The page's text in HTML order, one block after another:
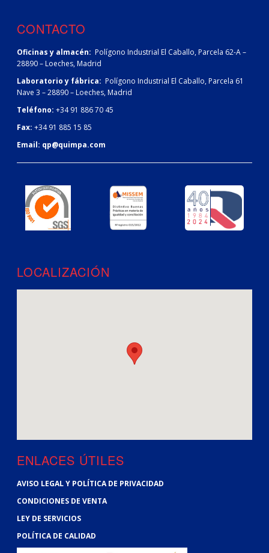
CONTACTO
Oficinas y almacén: Polígono Industrial El Caballo, Parcela 62-A –
28890 – Loeches, Madrid
Laboratorio y fábrica: Polígono Industrial El Caballo, Parcela 61
Nave 3 – 28890 – Loeches, Madrid
Teléfono: +34 91 886 70 45
Fax: +34 91 885 15 85
Email: qp@quimpa.com
LOCALIZACIÓN
ENLACES ÚTILES
AVISO LEGAL Y POLÍTICA DE PRIVACIDAD
CONDICIONES DE VENTA
LEY DE SERVICIOS
POLÍTICA DE CALIDAD